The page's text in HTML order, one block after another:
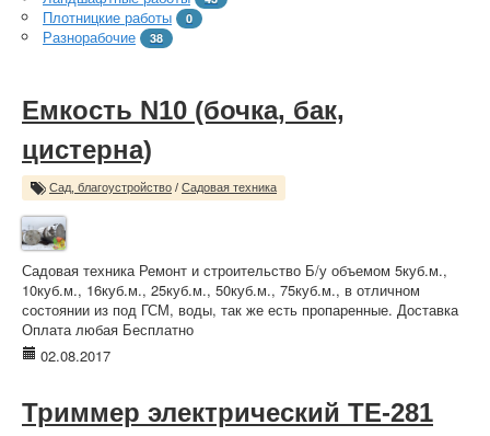
Плотницкие работы 0
Разнорабочие 38
Емкость N10 (бочка, бак,
цистерна)
Сад, благоустройство / Садовая техника
Садовая техника Ремонт и строительство Б/у объемом 5куб.м.,
10куб.м., 16куб.м., 25куб.м., 50куб.м., 75куб.м., в отличном
состоянии из под ГСМ, воды, так же есть пропаренные. Доставка
Оплата любая Бесплатно
02.08.2017
Триммер электрический TE-281